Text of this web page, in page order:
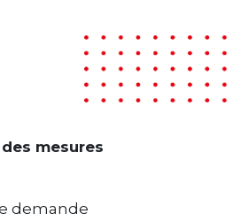
mesures
demande